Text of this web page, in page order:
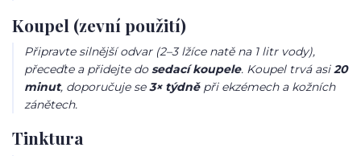
Koupel (zevní použití)
Připravte silnější odvar (2–3 lžíce natě na 1 litr vody),
přeceďte a přidejte dosedací koupele. Koupel trvá asi20
minut, doporučuje se3× týdněpři ekzémech a kožních
zánětech.
Tinktura